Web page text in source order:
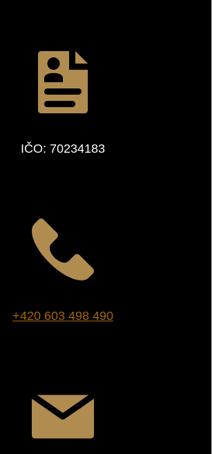
IČO: 70234183
+420 603 498 490